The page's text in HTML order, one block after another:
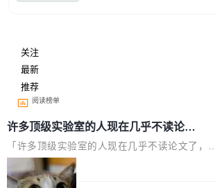
关注
最新
推荐
阅读榜单
许多顶级实验室的人现在几乎不读论文
了
「许多顶级实验室的人现在几乎不读论文了，而
且他们认为 ICLR/ICML/NeurIPS 充斥着大量过
度宣传和欺诈。」 OpenAI 研究员 Keller Jorda
局